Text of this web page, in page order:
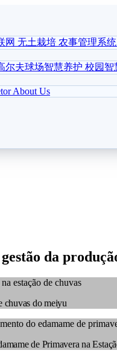
网 无土栽培 农事管理系统
尔夫球场智慧养护 校园智
About Us
da
chuvas do meiyu
de Primavera na